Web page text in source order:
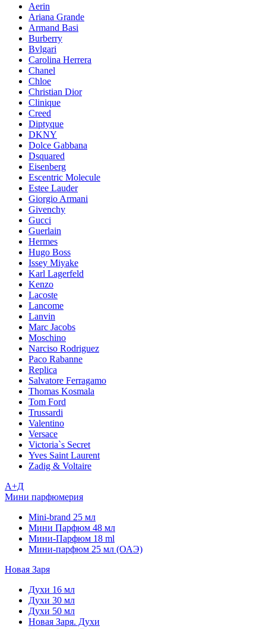
Aerin
Ariana Grande
Armand Basi
Burberry
Bvlgari
Carolina Herrera
Chanel
Chloe
Christian Dior
Clinique
Creed
Diptyque
DKNY
Dolce Gabbana
Dsquared
Eisenberg
Escentric Molecule
Estee Lauder
Giorgio Armani
Givenchy
Gucci
Guerlain
Hermes
Hugo Boss
Issey Miyake
Karl Lagerfeld
Kenzo
Lacoste
Lancome
Lanvin
Marc Jacobs
Moschino
Narciso Rodriguez
Paco Rabanne
Replica
Salvatore Ferragamo
Thomas Kosmala
Tom Ford
Trussardi
Valentino
Versace
Victoria`s Secret
Yves Saint Laurent
Zadig & Voltaire
А+Д
Мини парфюмерия
Mini-brand 25 мл
Мини Парфюм 48 мл
Мини-Парфюм 18 ml
Мини-парфюм 25 мл (ОАЭ)
Новая Заря
Духи 16 мл
Духи 30 мл
Духи 50 мл
Новая Заря. Духи